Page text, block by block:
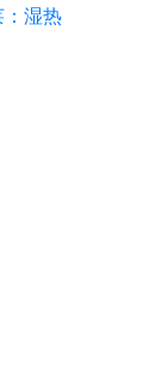
：湿热